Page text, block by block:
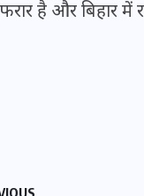
है और बिहार में